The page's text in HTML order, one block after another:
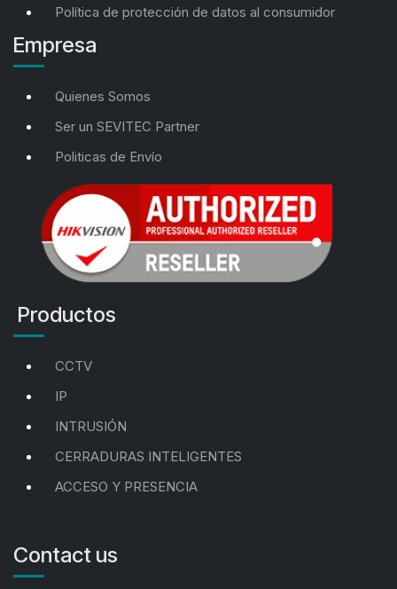
Política de protección de datos al consumidor
Empresa
Quienes Somos
Ser un SEVITEC Partner
Politicas de Envío
Productos
CCTV
IP
INTRUSIÓN
CERRADURAS INTELIGENTES
ACCESO Y PRESENCIA
Contact us